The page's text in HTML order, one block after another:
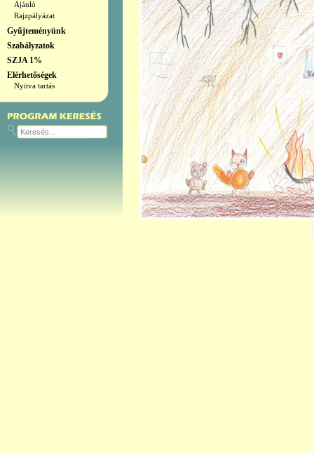
Ajánló
Rajzpályázat
Gyűjteményünk
Szabályzatok
SZJA 1%
Elérhetőségek
Nyitva tartás